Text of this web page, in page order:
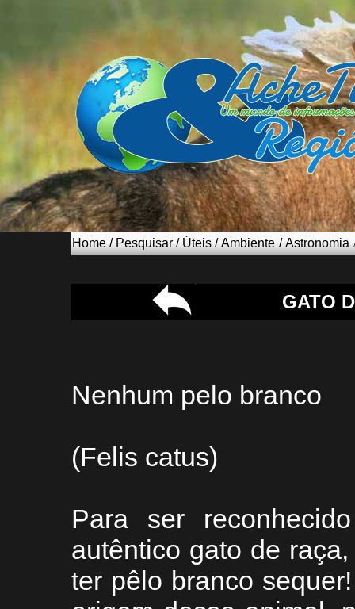
Home / Pesquisar / Úteis /Ambiente /Astronomia
GATO
Nenhum pelo branco
(Felis catus)
Para ser
autêntico gato de
ter pêlo branco